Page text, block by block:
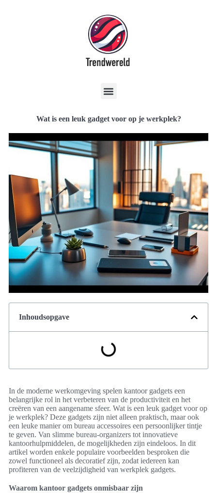
Wat is een leuk gadget voor op je werkplek?
Inhoudsopgave
In de moderne werkomgeving spelen kantoor gadgets een
belangrijke rol in het verbeteren van de productiviteit en het
creëren van een aangename sfeer. Wat is een leuk gadget voor op
je werkplek? Deze gadgets zijn niet alleen praktisch, maar ook
een leuke manier om bureau accessoires een persoonlijker tintje
te geven. Van slimme bureau-organizers tot innovatieve
kantoorhulpmiddelen, de mogelijkheden zijn eindeloos. In dit
artikel worden enkele populaire voorbeelden besproken die
zowel functioneel als decoratief zijn, zodat iedereen kan
profiteren van de veelzijdigheid van werkplek gadgets.
Waarom kantoor gadgets onmisbaar zijn